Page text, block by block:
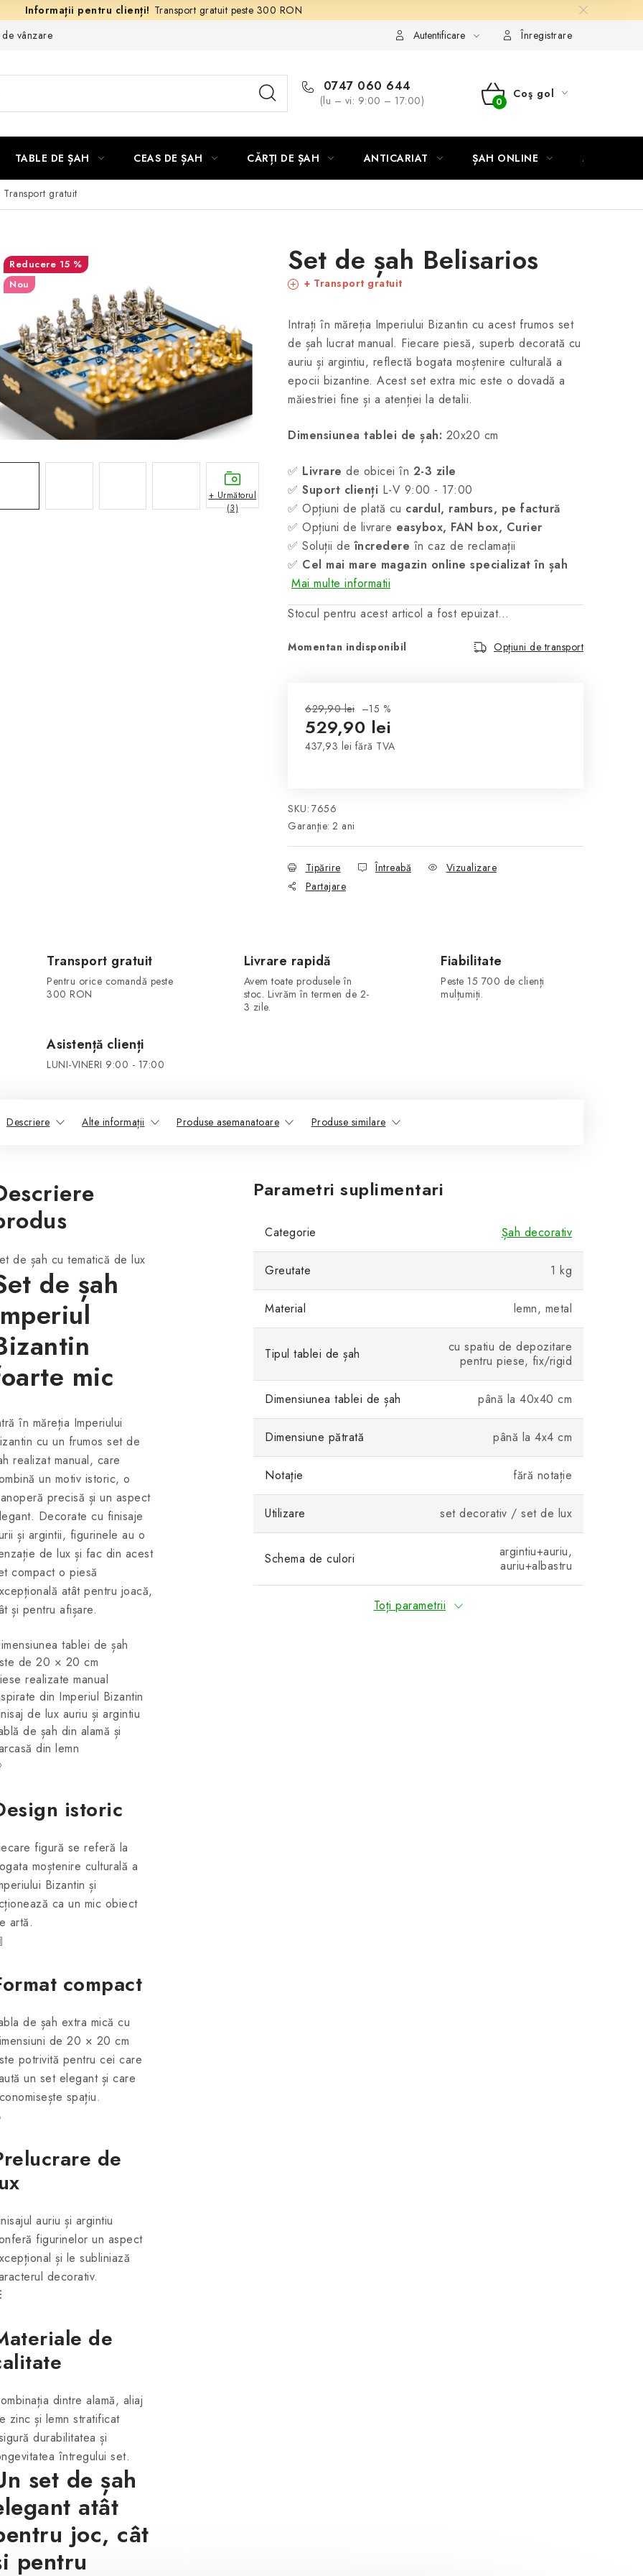
Transport gratuit peste 300 RON
vânzare Autentificare Înregistrare
0747 060 644
(lu – vi: 9:00 – 17:00)
COŞ
CUMPĂRĂTURI
Coş gol
TABLE DE ȘAH CEAS DE ȘAH CĂRȚI DE ȘAH ANTICARIAT ȘAH ONLINE MERCH
Transport gratuit
Set de șah Belisarios
+ Transport gratuit
Intrați în măreția Imperiului Bizantin cu acest frumos set
de șah lucrat manual. Fiecare piesă, superb decorată cu
auriu și argintiu, reflectă bogata moștenire culturală a
epocii bizantine. Acest set extra mic este o dovadă a
măiestriei fine și a atenției la detalii.
Dimensiunea tablei de șah: 20x20 cm
✅ Livrare de obicei în 2-3 zile
✅ Suport clienți L-V 9:00 - 17:00
✅ Opțiuni de plată cu cardul, ramburs, pe factură
✅ Opțiuni de livrare easybox, FAN box, Curier
✅ Soluții deîncredere în caz de reclamații
✅ Cel mai mare magazin online specializat în șah
Mai multe informatii
Stocul pentru acest articol a fost epuizat…
Momentan indisponibil Opțiuni de transport
629,90 lei –15 %
529,90 lei
437,93 lei fără TVA
SKU: 7656
Garanţie: 2 ani
Tipărire Întreabă
Vizualizare
Partajare
15 %
Nou
+ Următorul
(3)
Transport gratuit
Pentru orice comandă peste
300 RON
Livrare rapidă
Avem toate produsele în
stoc. Livrăm în termen de 2-
3 zile.
Fiabilitate
Peste 15 700 de clienți
mulțumiți.
Asistență clienți
LUNI-VINERI 9:00 - 17:00
Descriere Alte informații Produse asemanatoare Produse similare
de șah cu tematică de lux
de șah
mic
în măreția Imperiului
cu un frumos set de
realizat manual, care
un motiv istoric, o
precisă și un aspect
Decorate cu finisaje
și argintii, figurinele au o
de lux și fac din acest
compact o piesă
atât pentru joacă,
și pentru afișare.
tablei de șah
de 20 × 20 cm
realizate manual
din Imperiul Bizantin
de lux auriu și argintiu
de șah din alamă și
din lemn
istoric
figură se referă la
moștenire culturală a
Bizantin și
ca un mic obiect
artă.
compact
de șah extra mică cu
de 20 × 20 cm
potrivită pentru cei care
un set elegant și care
spațiu.
de
auriu și argintiu
figurinelor un aspect
și le subliniază
decorativ.
de
dintre alamă, aliaj
zinc și lemn stratificat
durabilitatea și
întregului set.
set de șah
atât
joc, cât
pentru
Parametri suplimentari
Categorie Șah decorativ
Greutate 1 kg
Material lemn, metal
Tipul tablei de șah
cu spatiu de depozitare
pentru piese, fix/rigid
Dimensiunea tablei de șah până la 40x40 cm
Dimensiune pătrată până la 4x4 cm
Notaţie fără notație
Utilizare set decorativ / set de lux
Schema de culori
argintiu+auriu,
auriu+albastru
Toți parametrii